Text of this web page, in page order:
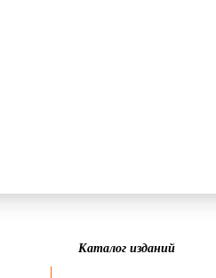
Каталог изданий